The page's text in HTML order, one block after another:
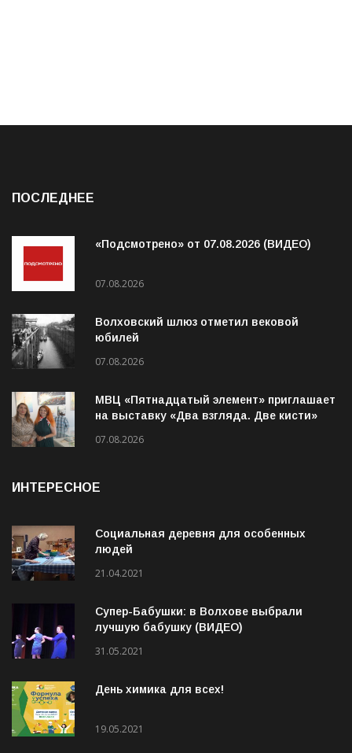
ПОСЛЕДНЕЕ
«Подсмотрено» от 07.08.2026 (ВИДЕО)
07.08.2026
Волховский шлюз отметил вековой
юбилей
07.08.2026
МВЦ «Пятнадцатый элемент» приглашает
на выставку «Два взгляда. Две кисти»
07.08.2026
ИНТЕРЕСНОЕ
Социальная деревня для особенных
людей
21.04.2021
Супер-Бабушки: в Волхове выбрали
лучшую бабушку (ВИДЕО)
31.05.2021
День химика для всех!
19.05.2021